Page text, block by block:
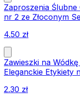
Zaproszenia
nr 2 ze Złoconym
4.50 zł
Zawieszki na Wódkę
Eleganckie Etykiety
2.30 zł